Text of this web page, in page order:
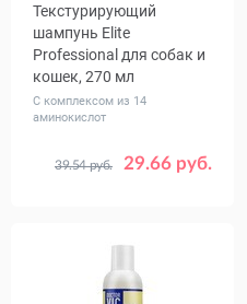
Текстурирующий
шампунь Elite
Professional для собак и
кошек, 270 мл
С комплексом из 14
аминокислот
29.66 руб.
39.54 руб.